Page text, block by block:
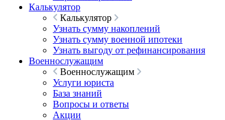
Калькулятор
Калькулятор
Узнать сумму накоплений
Узнать сумму военной ипотеки
Узнать выгоду от рефинансирования
Военнослужащим
Военнослужащим
Услуги юриста
База знаний
Вопросы и ответы
Акции